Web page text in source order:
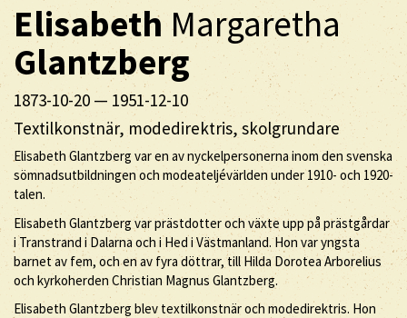
ElisabethMargaretha
Glantzberg
1873-10-20 — 1951-12-10
Textilkonstnär, modedirektris, skolgrundare
Elisabeth Glantzberg var en av nyckelpersonerna inom den svenska
sömnadsutbildningen och modeateljévärlden under 1910- och 1920-
talen.
Elisabeth Glantzberg var prästdotter och växte upp på prästgårdar
i Transtrand i Dalarna och i Hed i Västmanland. Hon var yngsta
barnet av fem, och en av fyra döttrar, till Hilda Dorotea Arborelius
och kyrkoherden Christian Magnus Glantzberg.
Elisabeth Glantzberg blev textilkonstnär och modedirektris. Hon